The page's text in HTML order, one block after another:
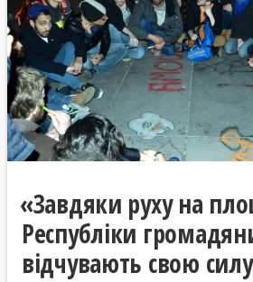
«Завдяки руху на
Республіки
відчувають свою